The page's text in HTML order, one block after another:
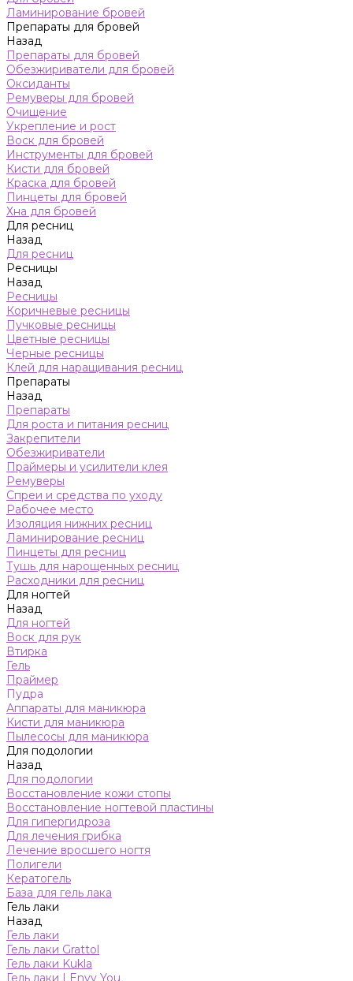
Ламинирование бровей
Препараты для бровей
Назад
Препараты для бровей
Обезжириватели для бровей
Оксиданты
Ремуверы для бровей
Очищение
Укрепление и рост
Воск для бровей
Инструменты для бровей
Кисти для бровей
Краска для бровей
Пинцеты для бровей
Хна для бровей
Для ресниц
Назад
Для ресниц
Ресницы
Назад
Ресницы
Коричневые ресницы
Пучковые ресницы
Цветные ресницы
Черные ресницы
Клей для наращивания ресниц
Препараты
Назад
Препараты
Для роста и питания ресниц
Закрепители
Обезжириватели
Праймеры и усилители клея
Ремуверы
Спреи и средства по уходу
Рабочее место
Изоляция нижних ресниц
Ламинирование ресниц
Пинцеты для ресниц
Тушь для нарощенных ресниц
Расходники для ресниц
Для ногтей
Назад
Для ногтей
Воск для рук
Втирка
Гель
Праймер
Пудра
Аппараты для маникюра
Кисти для маникюра
Пылесосы для маникюра
Для подологии
Назад
Для подологии
Восстановление кожи стопы
Восстановление ногтевой пластины
Для гипергидроза
Для лечения грибка
Лечение вросшего ногтя
Полигели
Кератогель
База для гель лака
Гель лаки
Назад
Гель лаки
Гель лаки Grattol
Гель лаки Kukla
Гель лаки I Envy You